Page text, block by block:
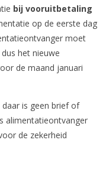
bij vooruitbetaling
op de eerste dag
moet
het nieuwe
de maand januari
daar is geen brief of
alimentatieontvanger
de zekerheid